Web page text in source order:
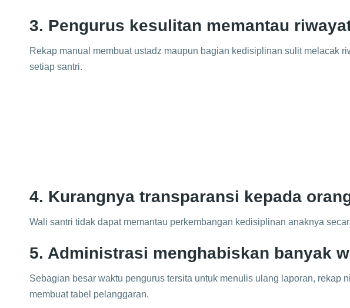
3. Pengurus kesulitan memantau
Rekap manual membuat ustadz maupun bagian kedisiplinan sulit melacak
setiap santri.
4. Kurangnya transparansi kepada
Wali santri tidak dapat memantau perkembangan kedisiplinan anaknya
5. Administrasi menghabiskan banyak
Sebagian besar waktu pengurus tersita untuk menulis ulang laporan, rekap
membuat tabel pelanggaran.